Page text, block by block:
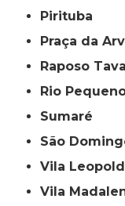
Pirituba
Praça da
Raposo
Rio
Sumaré
São
Vila
Vila